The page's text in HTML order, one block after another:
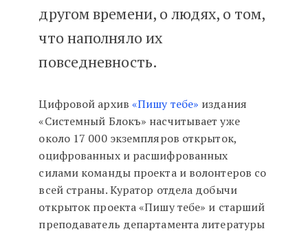
другом времени, о людях, о том,
что наполняло их
повседневность.
Цифровой архив «Пишу тебе» издания
«Системный Блокъ» насчитывает уже
около 17 000 экземпляров открыток,
оцифрованных и расшифрованных
силами команды проекта и волонтеров со
всей страны. Куратор отдела добычи
открыток проекта «Пишу тебе» и старший
преподаватель департамента литературы